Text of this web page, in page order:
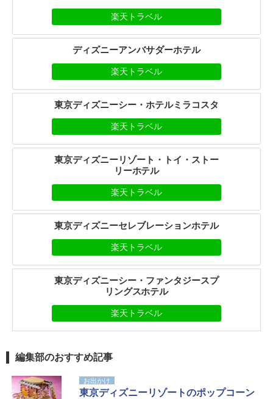
楽天トラベル
ディズニーアンバサダーホテル
楽天トラベル
東京ディズニーシー・ホテルミラコスタ
楽天トラベル
東京ディズニーリゾート・トイ・ストー
リーホテル
楽天トラベル
東京ディズニーセレブレーションホテル
楽天トラベル
東京ディズニーシー・ファンタジースプ
リングスホテル
楽天トラベル
編集部のおすすめ記事
お出かけ
東京ディズニーリゾートのポップコーン